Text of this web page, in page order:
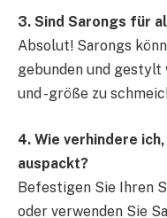
3. Sind Sarongs für
Absolut! Sarongs
gebunden und
und -größe zu
4. Wie verhindere
auspackt?
Befestigen Sie Ihren
oder verwenden Sie